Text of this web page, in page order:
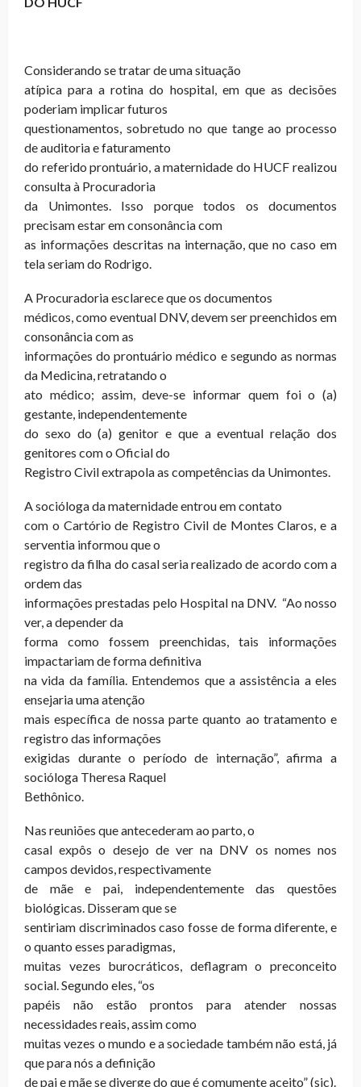
Considerando se tratar de uma situação
atípica para a rotina do hospital, em que as decisões
poderiam implicar futuros
questionamentos, sobretudo no que tange ao processo
de auditoria e faturamento
do referido prontuário, a maternidade do HUCF realizou
consulta à Procuradoria
da Unimontes. Isso porque todos os documentos
precisam estar em consonância com
as informações descritas na internação, que no caso em
tela seriam do Rodrigo.
A Procuradoria esclarece que os documentos
médicos, como eventual DNV, devem ser preenchidos em
consonância com as
informações do prontuário médico e segundo as normas
da Medicina, retratando o
ato médico; assim, deve-se informar quem foi o (a)
gestante, independentemente
do sexo do (a) genitor e que a eventual relação dos
genitores com o Oficial do
Registro Civil extrapola as competências da Unimontes.
A socióloga da maternidade entrou em contato
com o Cartório de Registro Civil de Montes Claros, e a
serventia informou que o
registro da filha do casal seria realizado de acordo com a
ordem das
informações prestadas pelo Hospital na DNV. “Ao nosso
ver, a depender da
forma como fossem preenchidas, tais informações
impactariam de forma definitiva
na vida da família. Entendemos que a assistência a eles
ensejaria uma atenção
mais específica de nossa parte quanto ao tratamento e
registro das informações
exigidas durante o período de internação”, afirma a
socióloga Theresa Raquel
Bethônico.
Nas reuniões que antecederam ao parto, o
casal expôs o desejo de ver na DNV os nomes nos
campos devidos, respectivamente
de mãe e pai, independentemente das questões
biológicas. Disseram que se
sentiriam discriminados caso fosse de forma diferente, e
o quanto esses paradigmas,
muitas vezes burocráticos, deflagram o preconceito
social. Segundo eles, “os
papéis não estão prontos para atender nossas
necessidades reais, assim como
muitas vezes o mundo e a sociedade também não está, já
que para nós a definição
de pai e mãe se diverge do que é comumente aceito” (sic).